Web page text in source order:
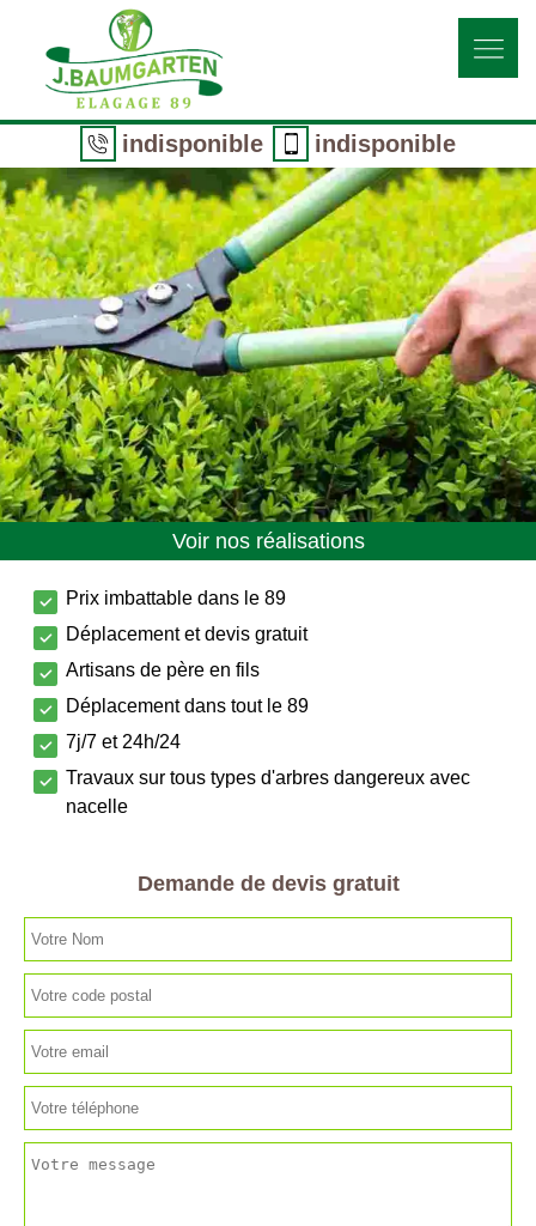
indisponible indisponible
Voir nos réalisations
Prix imbattable dans le 89
Déplacement et devis gratuit
Artisans de père en fils
Déplacement dans tout le 89
7j/7 et 24h/24
Travaux sur tous types d'arbres dangereux avec
nacelle
Demande de devis gratuit